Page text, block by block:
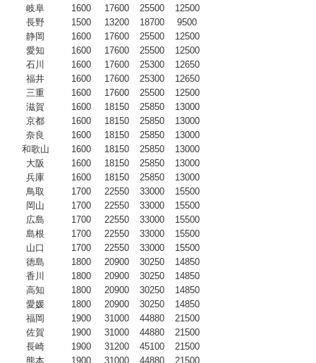
岐阜
1600 17600 25500
12500
長野
1500 13200 18700
9500
静岡
1600 17600 25500
12500
愛知
1600 17600 25500
12500
石川
1600 17600 25300
12650
福井
1600 17600 25300
12650
三重
1600 17600 25500
12500
滋賀
1600 18150 25850
13000
京都
1600 18150 25850
13000
奈良
1600 18150 25850
13000
和歌山
1600 18150 25850
13000
大阪
1600 18150 25850
13000
兵庫
1600 18150 25850
13000
鳥取
1700 22550 33000
15500
岡山
1700 22550 33000
15500
広島
1700 22550 33000
15500
島根
1700 22550 33000
15500
山口
1700 22550 33000
15500
徳島
1800 20900 30250
14850
香川
1800 20900 30250
14850
高知
1800 20900 30250
14850
愛媛
1800 20900 30250
14850
福岡
1900 31000 44880
21500
佐賀
1900 31000 44880
21500
長崎
1900 31200 45100
21500
熊本
1900 31000 44880
21500